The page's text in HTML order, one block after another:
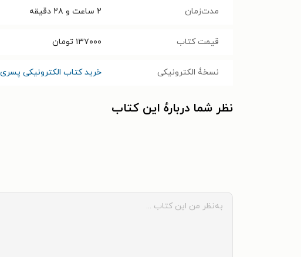
مدت‌زمان ۲ ساعت و ۲۸ دقیقه
قیمت کتاب ۱۳۷۰۰۰ تومان
نسخۀ الکترونیکی خرید کتاب الکترونیکی
نظر شما دربارهٔ این کتاب